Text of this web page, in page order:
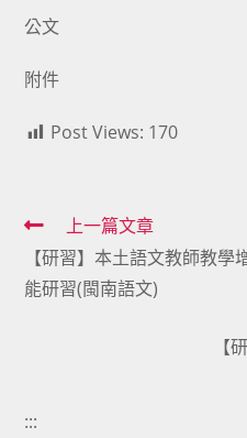
公文
附件
Post Views: 170
Read
more
articles
上一篇文章
【研習】本土語文教師教
能研習(閩南語文)
【
:::